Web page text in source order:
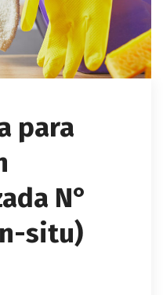
para
N°
situ)